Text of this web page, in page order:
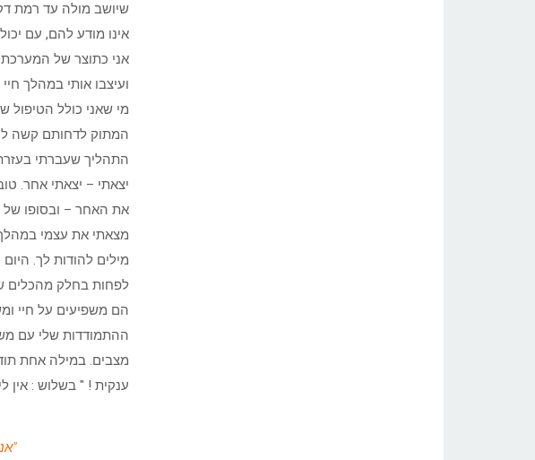
שיושב מולה עד רמת
אינו מודע להם, עם
אני כתוצר של המערכת
ועיצבו אותי במהלך
מי שאני כולל הטיפול
המתוק לדחותם קשה
התהליך שעברתי
יצאתי – יצאתי אחר.
את האחר – ובסופו
מצאתי את עצמי במהלך
מילים להודות לך.
לפחות בחלק מהכלים
הם משפיעים על חיי
ההתמודדות שלי עם
מצבים. במילה אחת
ענקית ! " בשלוש : אין